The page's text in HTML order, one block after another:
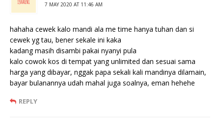
7 MAY 2020 AT 11:46 AM
hahaha cewek kalo mandi ala me time hanya tuhan dan si
cewek yg tau, bener sekale ini kaka
kadang masih disambi pakai nyanyi pula
kalo cowok kos di tempat yang unlimited dan sesuai sama
harga yang dibayar, nggak papa sekali kali mandinya dilamain,
bayar bulanannya udah mahal juga soalnya, eman hehehe
REPLY